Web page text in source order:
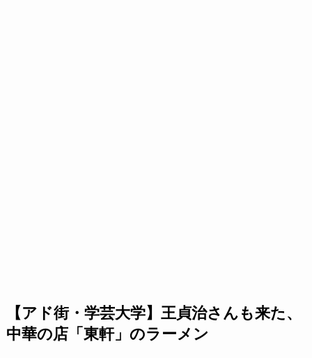
【アド街・学芸大学】王貞治さんも来た、
中華の店「東軒」のラーメン